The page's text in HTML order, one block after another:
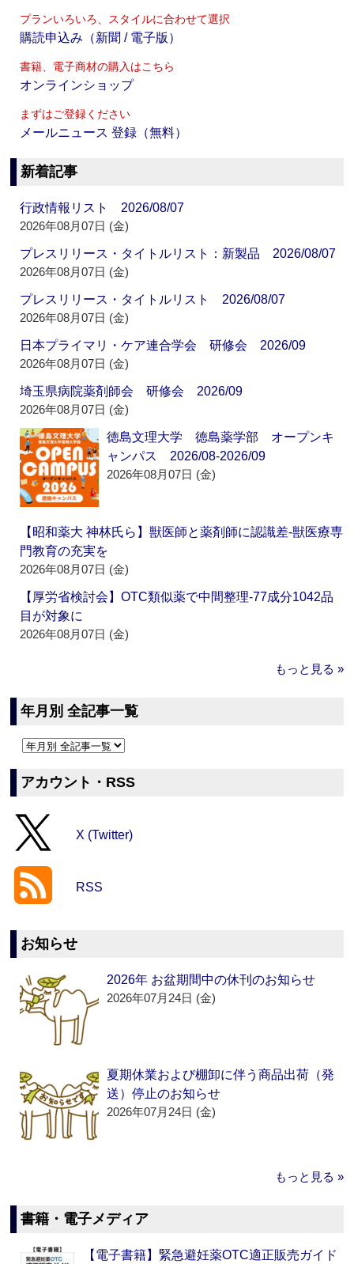
プランいろいろ、スタイルに合わせて選択
購読申込み（新聞 / 電子版）
書籍、電子商材の購入はこちら
オンラインショップ
まずはご登録ください
メールニュース 登録（無料）
新着記事
行政情報リスト 2026/08/07
2026年08月07日 (金)
プレスリリース・タイトルリスト：新製品 2026/08/07
2026年08月07日 (金)
プレスリリース・タイトルリスト 2026/08/07
2026年08月07日 (金)
日本プライマリ・ケア連合学会 研修会 2026/09
2026年08月07日 (金)
埼玉県病院薬剤師会 研修会 2026/09
2026年08月07日 (金)
徳島文理大学 徳島薬学部 オープンキ
ャンパス 2026/08-2026/09
2026年08月07日 (金)
【昭和薬大 神林氏ら】獣医師と薬剤師に認識差‐獣医療専
門教育の充実を
2026年08月07日 (金)
【厚労省検討会】OTC類似薬で中間整理‐77成分1042品
目が対象に
2026年08月07日 (金)
もっと見る »
年月別 全記事一覧
アカウント・RSS
X (Twitter)
RSS
お知らせ
2026年 お盆期間中の休刊のお知らせ
2026年07月24日 (金)
夏期休業および棚卸に伴う商品出荷（発
送）停止のお知らせ
2026年07月24日 (金)
もっと見る »
書籍・電子メディア
【電子書籍】緊急避妊薬OTC適正販売ガイド